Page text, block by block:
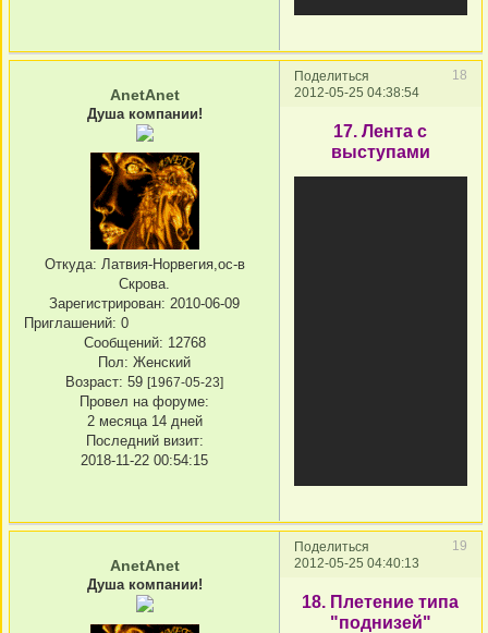
Поделиться
18
2012-05-25 04:38:54
AnetAnet
Душа компании!
Откуда: Латвия-Норвегия,ос-в
Скрова.
Зарегистрирован: 2010-06-09
Приглашений: 0
Сообщений: 12768
Пол: Женский
Возраст: 59 [1967-05-23]
Провел на форуме:
2 месяца 14 дней
Последний визит:
2018-11-22 00:54:15
17. Лента с
выступами
Поделиться
19
2012-05-25 04:40:13
AnetAnet
Душа компании!
18. Плетение типа
"поднизей"